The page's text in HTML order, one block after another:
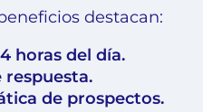
destacan:
horas del día.
respuesta.
de prospectos.